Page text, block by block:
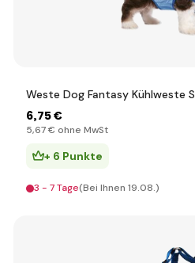
Weste Dog Fantasy Kühlweste S
6,75 €
5,67 € ohne MwSt
+ 6 Punkte
3 - 7 Tage(Bei Ihnen 19.08.)